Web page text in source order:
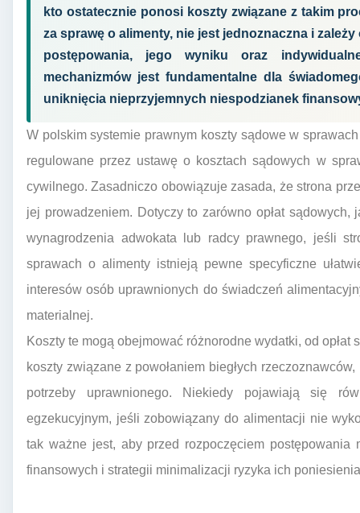
kto ostatecznie ponosi koszty związane z takim
za sprawę o alimenty, nie jest jednoznaczna i
postępowania, jego wyniku oraz
mechanizmów jest fundamentalne dla
uniknięcia nieprzyjemnych niespodzianek
W polskim systemie prawnym koszty sądowe w
regulowane przez ustawę o kosztach sądowych w
cywilnego. Zasadniczo obowiązuje zasada, że strona
jej prowadzeniem. Dotyczy to zarówno opłat
wynagrodzenia adwokata lub radcy prawnego, jeśli
sprawach o alimenty istnieją pewne specyficzne
interesów osób uprawnionych do świadczeń
materialnej.
Koszty te mogą obejmować różnorodne wydatki, od
koszty związane z powołaniem biegłych
potrzeby uprawnionego. Niekiedy pojawiają się
egzekucyjnym, jeśli zobowiązany do alimentacji nie
tak ważne jest, aby przed rozpoczęciem
finansowych i strategii minimalizacji ryzyka ich